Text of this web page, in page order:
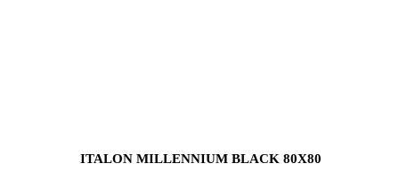
ITALON MILLENNIUM BLACK 80X80